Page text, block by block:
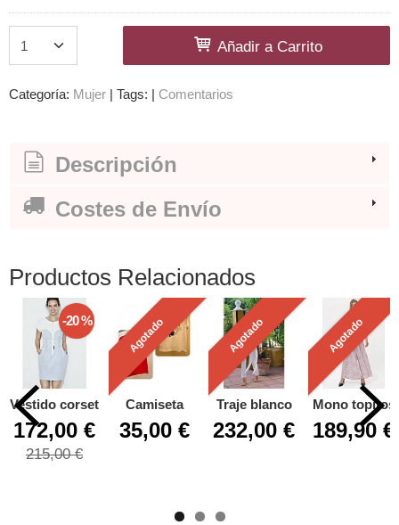
Añadir a Carrito
Categoría: Mujer | Tags: | Comentarios
Descripción
Costes de Envío
Productos Relacionados
-20 %
Vestido corset
172,00 €
215,00 €
Agotado
Camiseta
35,00 €
Agotado
Traje blanco
232,00 €
Agotado
Mono topitos
189,90 €